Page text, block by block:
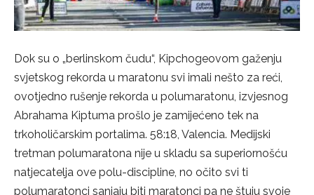
Dok su o „berlinskom čudu“, Kipchogeovom gaženju
svjetskog rekorda u maratonu svi imali nešto za reći,
ovotjedno rušenje rekorda u polumaratonu, izvjesnog
Abrahama Kiptuma prošlo je zamijećeno tek na
trkoholičarskim portalima. 58:18, Valencia. Medijski
tretman polumaratona nije u skladu sa superiornošću
natjecatelja ove polu-discipline, no očito svi ti
polumaratonci sanjaju biti maratonci pa ne štuju svoje